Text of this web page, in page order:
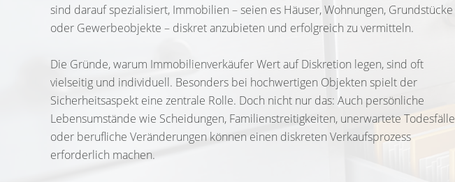
sind darauf spezialisiert, Immobilien – seien es Häuser, Wohnungen, Grundstücke
oder Gewerbeobjekte – diskret anzubieten und erfolgreich zu vermitteln.
Die Gründe, warum Immobilienverkäufer Wert auf Diskretion legen, sind oft
vielseitig und individuell. Besonders bei hochwertigen Objekten spielt der
Sicherheitsaspekt eine zentrale Rolle. Doch nicht nur das: Auch persönliche
Lebensumstände wie Scheidungen, Familienstreitigkeiten, unerwartete Todesfälle
oder berufliche Veränderungen können einen diskreten Verkaufsprozess
erforderlich machen.